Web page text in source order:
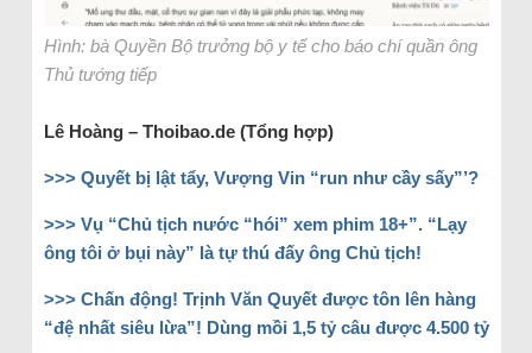
Hình: bà Quyền Bộ trưởng bộ y tế cho báo chí quần ông
Thủ tướng tiếp
Lê Hoàng – Thoibao.de (Tổng hợp)
>>> Quyết bị lật tẩy, Vượng Vin “run như cầy sấy”’?
>>> Vụ “Chủ tịch nước “hói” xem phim 18+”. “Lạy
ông tôi ở bụi này” là tự thú đấy ông Chủ tịch!
>>> Chấn động! Trịnh Văn Quyết được tôn lên hàng
“đệ nhất siêu lừa”! Dùng mồi 1,5 tỷ câu được 4.500 tỷ